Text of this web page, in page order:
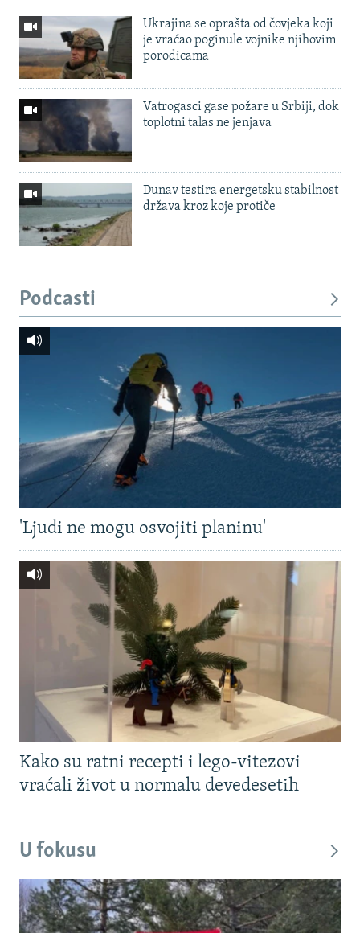
Ukrajina se oprašta od čovjeka koji
je vraćao poginule vojnike njihovim
porodicama
Vatrogasci gase požare u Srbiji, dok
toplotni talas ne jenjava
Dunav testira energetsku stabilnost
država kroz koje protiče
Podcasti
'Ljudi ne mogu osvojiti planinu'
Kako su ratni recepti i lego-vitezovi
vraćali život u normalu devedesetih
U fokusu